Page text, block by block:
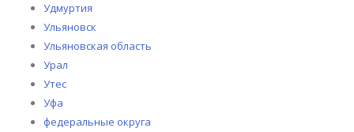
Удмуртия
Ульяновск
Ульяновская область
Урал
Утес
Уфа
федеральные округа